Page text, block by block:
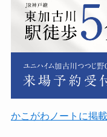
かこがわノートに掲